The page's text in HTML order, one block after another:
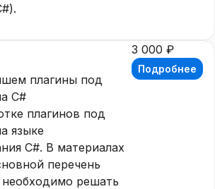
плагины под
C#
плагинов под
языке
C#. В материалах
перечень
решать
3 000 ₽
Подробнее